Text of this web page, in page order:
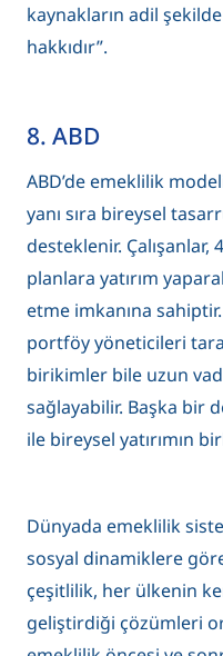
kaynakların adil şekilde
hakkıdır”.
8. ABD
ABD’de emeklilik
yanı sıra bireysel
desteklenir. Çalışanlar,
planlara yatırım
etme imkanına
portföy yöneticileri
birikimler bile uzun
sağlayabilir. Başka bir
ile bireysel yatırımın
Dünyada emeklilik
sosyal dinamiklere
çeşitlilik, her ülkenin
geliştirdiği çözümleri